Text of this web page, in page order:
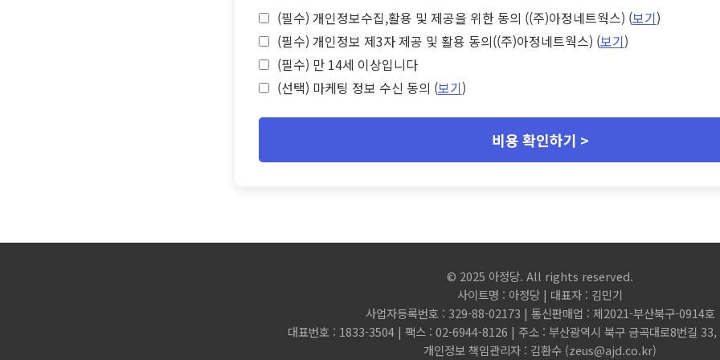
(필수) 개인정보수집,활용 및 제공을 위한 동의 ((주)아정네트웍스) (보기)
(필수) 개인정보 제3자 제공 및 활용 동의((주)아정네트웍스) (보기)
(필수) 만 14세 이상입니다
(선택) 마케팅 정보 수신 동의 (보기)
비용 확인하기 >
© 2025 아정당. All rights reserved.
사이트명 : 아정당 | 대표자 : 김민기
사업자등록번호 : 329-88-02173 | 통신판매업 : 제2021-부산북구-0914호
대표번호 : 1833-3504 | 팩스 : 02-6944-8126 | 주소 : 부산광역시 북구 금곡대로8번길 33,
개인정보 책임관리자 : 김환수 (zeus@ajd.co.kr)